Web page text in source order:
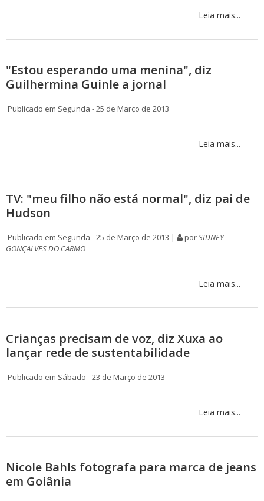
Leia mais...
"Estou esperando uma menina", diz
Guilhermina Guinle a jornal
Publicado em Segunda - 25 de Março de 2013
Leia mais...
TV: "meu filho não está normal", diz pai de
Hudson
Publicado em Segunda - 25 de Março de 2013 | porSIDNEY
GONÇALVES DO CARMO
Leia mais...
Crianças precisam de voz, diz Xuxa ao
lançar rede de sustentabilidade
Publicado em Sábado - 23 de Março de 2013
Leia mais...
Nicole Bahls fotografa para marca de jeans
em Goiânia